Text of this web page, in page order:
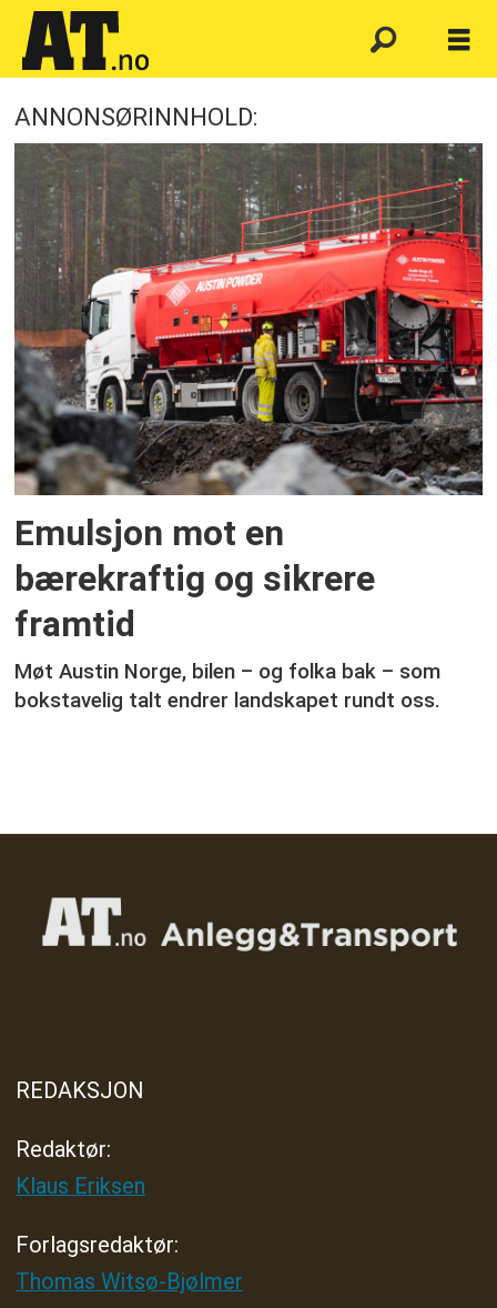
Emne:
austin
powder
ANNONSØRINNHOLD:
Emulsjon mot en
bærekraftig og sikrere
framtid
Møt Austin Norge, bilen – og folka bak – som
bokstavelig talt endrer landskapet rundt oss.
REDAKSJON
Redaktør:
Klaus Eriksen
Forlagsredaktør:
Thomas Witsø-Bjølmer